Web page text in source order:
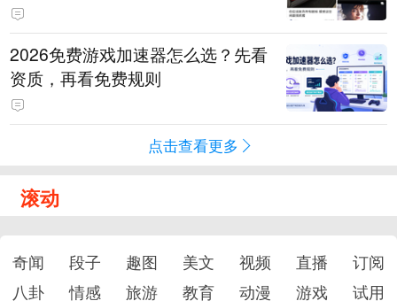
2026免费游戏加速器怎么选？先看
资质，再看免费规则
点击查看更多
滚动
奇闻 段子 趣图 美文 视频 直播
订阅
八卦
情感 旅游 教育 动漫 游戏 试用